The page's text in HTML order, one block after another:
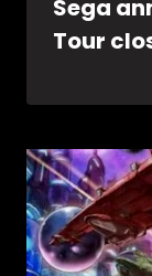
Sega
Tour